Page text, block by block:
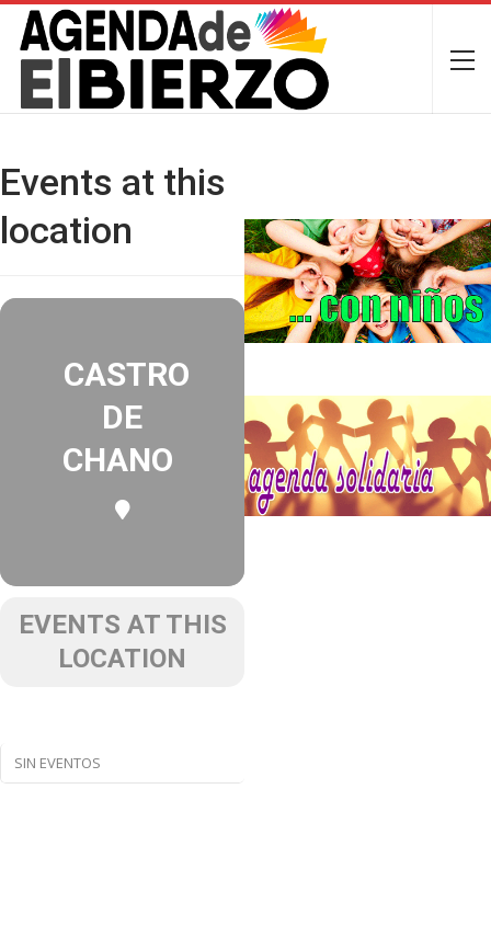
Events at this
location
CASTRO
DE
CHANO
EVENTS AT THIS
LOCATION
SIN EVENTOS